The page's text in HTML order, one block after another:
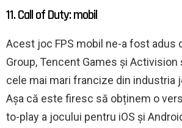
11. Call of Duty: mobil
Acest joc FPS mobil ne-a fost adus
Group, Tencent Games și Activision
cele mai mari francize din industria
Așa că este firesc să obținem o
to-play a jocului pentru iOS și